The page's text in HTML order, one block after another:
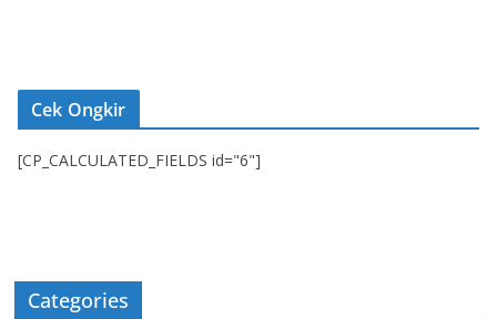
Cek Ongkir
[CP_CALCULATED_FIELDS id="6"]
Categories